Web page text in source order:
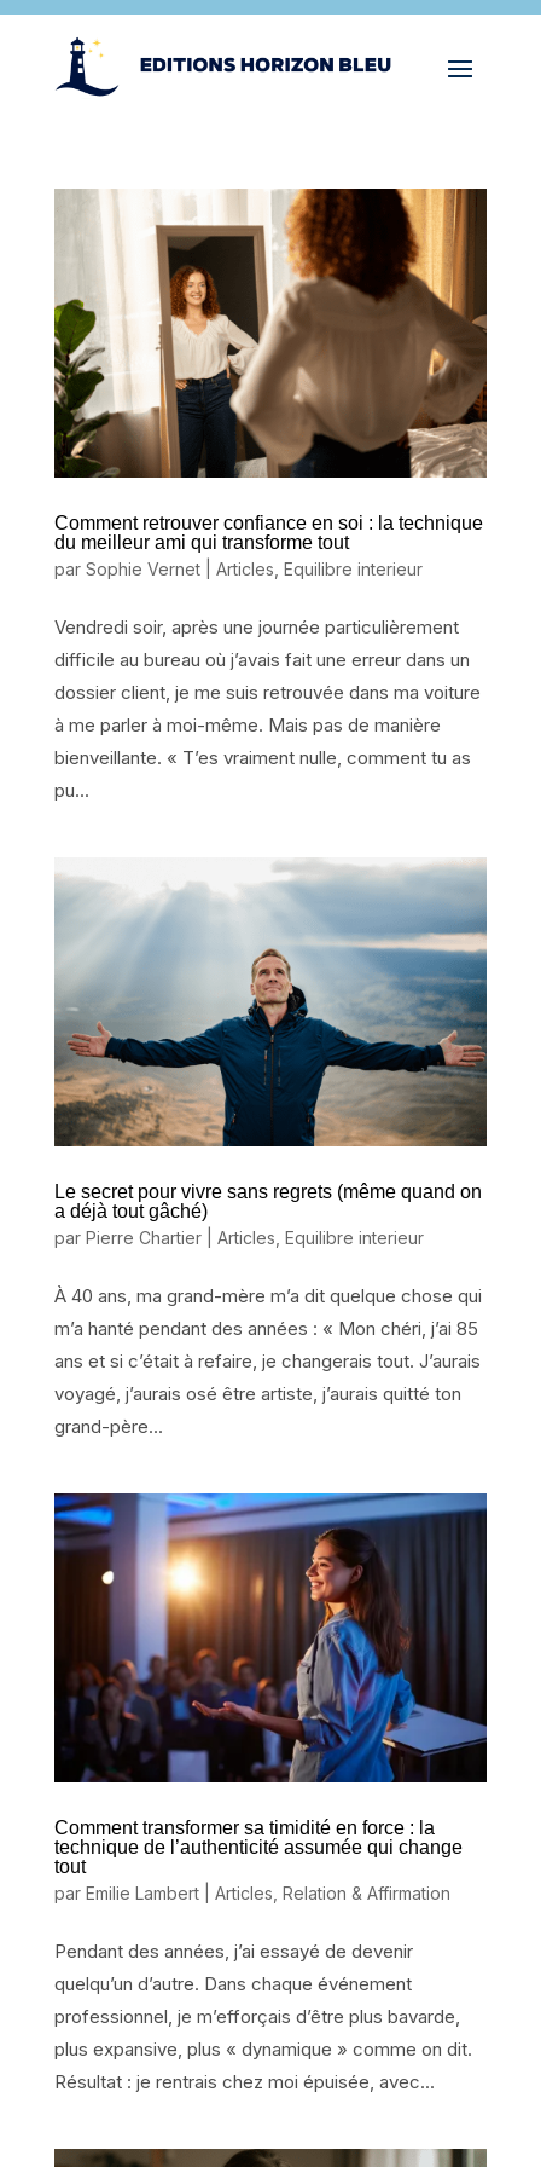
Comment retrouver confiance en soi : la technique
du meilleur ami qui transforme tout
par Sophie Vernet| Articles Equilibre interieur
Vendredi soir, après une journée particulièrement
difficile au bureau où j’avais fait une erreur dans un
dossier client, je me suis retrouvée dans ma voiture
à me parler à moi-même. Mais pas de manière
bienveillante. « T’es vraiment nulle, comment tu as
pu...
Le secret pour vivre sans regrets (même quand on
a déjà tout gâché)
par Pierre Chartier| Articles Equilibre interieur
À 40 ans, ma grand-mère m’a dit quelque chose qui
m’a hanté pendant des années : « Mon chéri, j’ai 85
ans et si c’était à refaire, je changerais tout. J’aurais
voyagé, j’aurais osé être artiste, j’aurais quitté ton
grand-père...
Comment transformer sa timidité en force : la
technique de l’authenticité assumée qui change
tout
par Emilie Lambert| Articles Relation & Affirmation
Pendant des années, j’ai essayé de devenir
quelqu’un d’autre. Dans chaque événement
professionnel, je m’efforçais d’être plus bavarde,
plus expansive, plus « dynamique » comme on dit.
Résultat : je rentrais chez moi épuisée, avec...